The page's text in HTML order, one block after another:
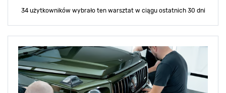
34 użytkowników wybrało ten warsztat w ciągu ostatnich 30 dni